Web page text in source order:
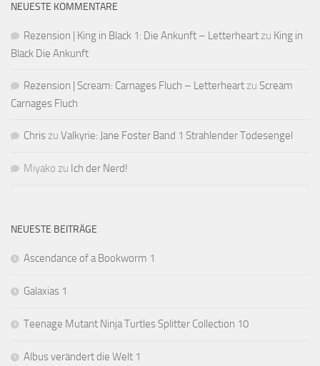
NEUESTE KOMMENTARE
Rezension | King in Black 1: Die Ankunft – Letterheartzu King in
Black Die Ankunft
Rezension | Scream: Carnages Fluch – Letterheartzu Scream
Carnages Fluch
Chriszu Valkyrie: Jane Foster Band 1 Strahlender Todesengel
Miyako zu Ich der Nerd!
NEUESTE BEITRÄGE
Ascendance of a Bookworm 1
Galaxias 1
Teenage Mutant Ninja Turtles Splitter Collection 10
Albus verändert die Welt 1